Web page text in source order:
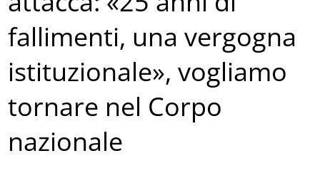
fallimenti, una vergogna
istituzionale», vogliamo
tornare nel Corpo
nazionale